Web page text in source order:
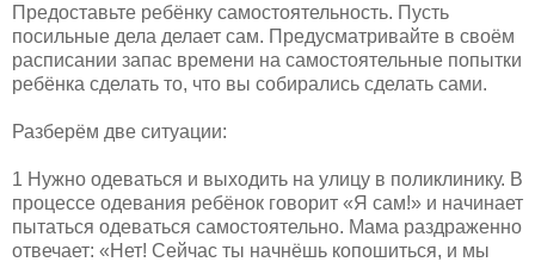
Предоставьте ребёнку самостоятельность. Пусть
посильные дела делает сам. Предусматривайте в своём
расписании запас времени на самостоятельные попытки
ребёнка сделать то, что вы собирались сделать сами.
Разберём две ситуации:
1 Нужно одеваться и выходить на улицу в поликлинику. В
процессе одевания ребёнок говорит «Я сам!» и начинает
пытаться одеваться самостоятельно. Мама раздраженно
отвечает: «Нет! Сейчас ты начнёшь копошиться, и мы